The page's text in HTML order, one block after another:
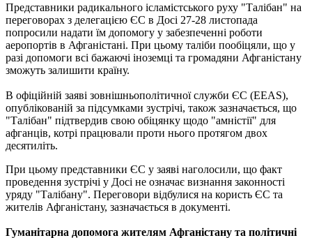
Представники радикального ісламістського руху "Талібан" на
переговорах з делегацією ЄС в Досі 27-28 листопада
попросили надати їм допомогу у забезпеченні роботи
аеропортів в Афганістані. При цьому таліби пообіцяли, що у
разі допомоги всі бажаючі іноземці та громадяни Афганістану
зможуть залишити країну.
В офіційній заяві зовнішньополітичної служби ЄС (EEAS),
опублікованій за підсумками зустрічі, також зазначається, що
"Талібан" підтвердив свою обіцянку щодо "амністії" для
афганців, котрі працювали проти нього протягом двох
десятиліть.
При цьому представники ЄС у заяві наголосили, що факт
проведення зустрічі у Досі не означає визнання законності
уряду "Талібану". Переговори відбулися на користь ЄС та
жителів Афганістану, зазначається в документі.
Гуманітарна допомога жителям Афганістану та політичні